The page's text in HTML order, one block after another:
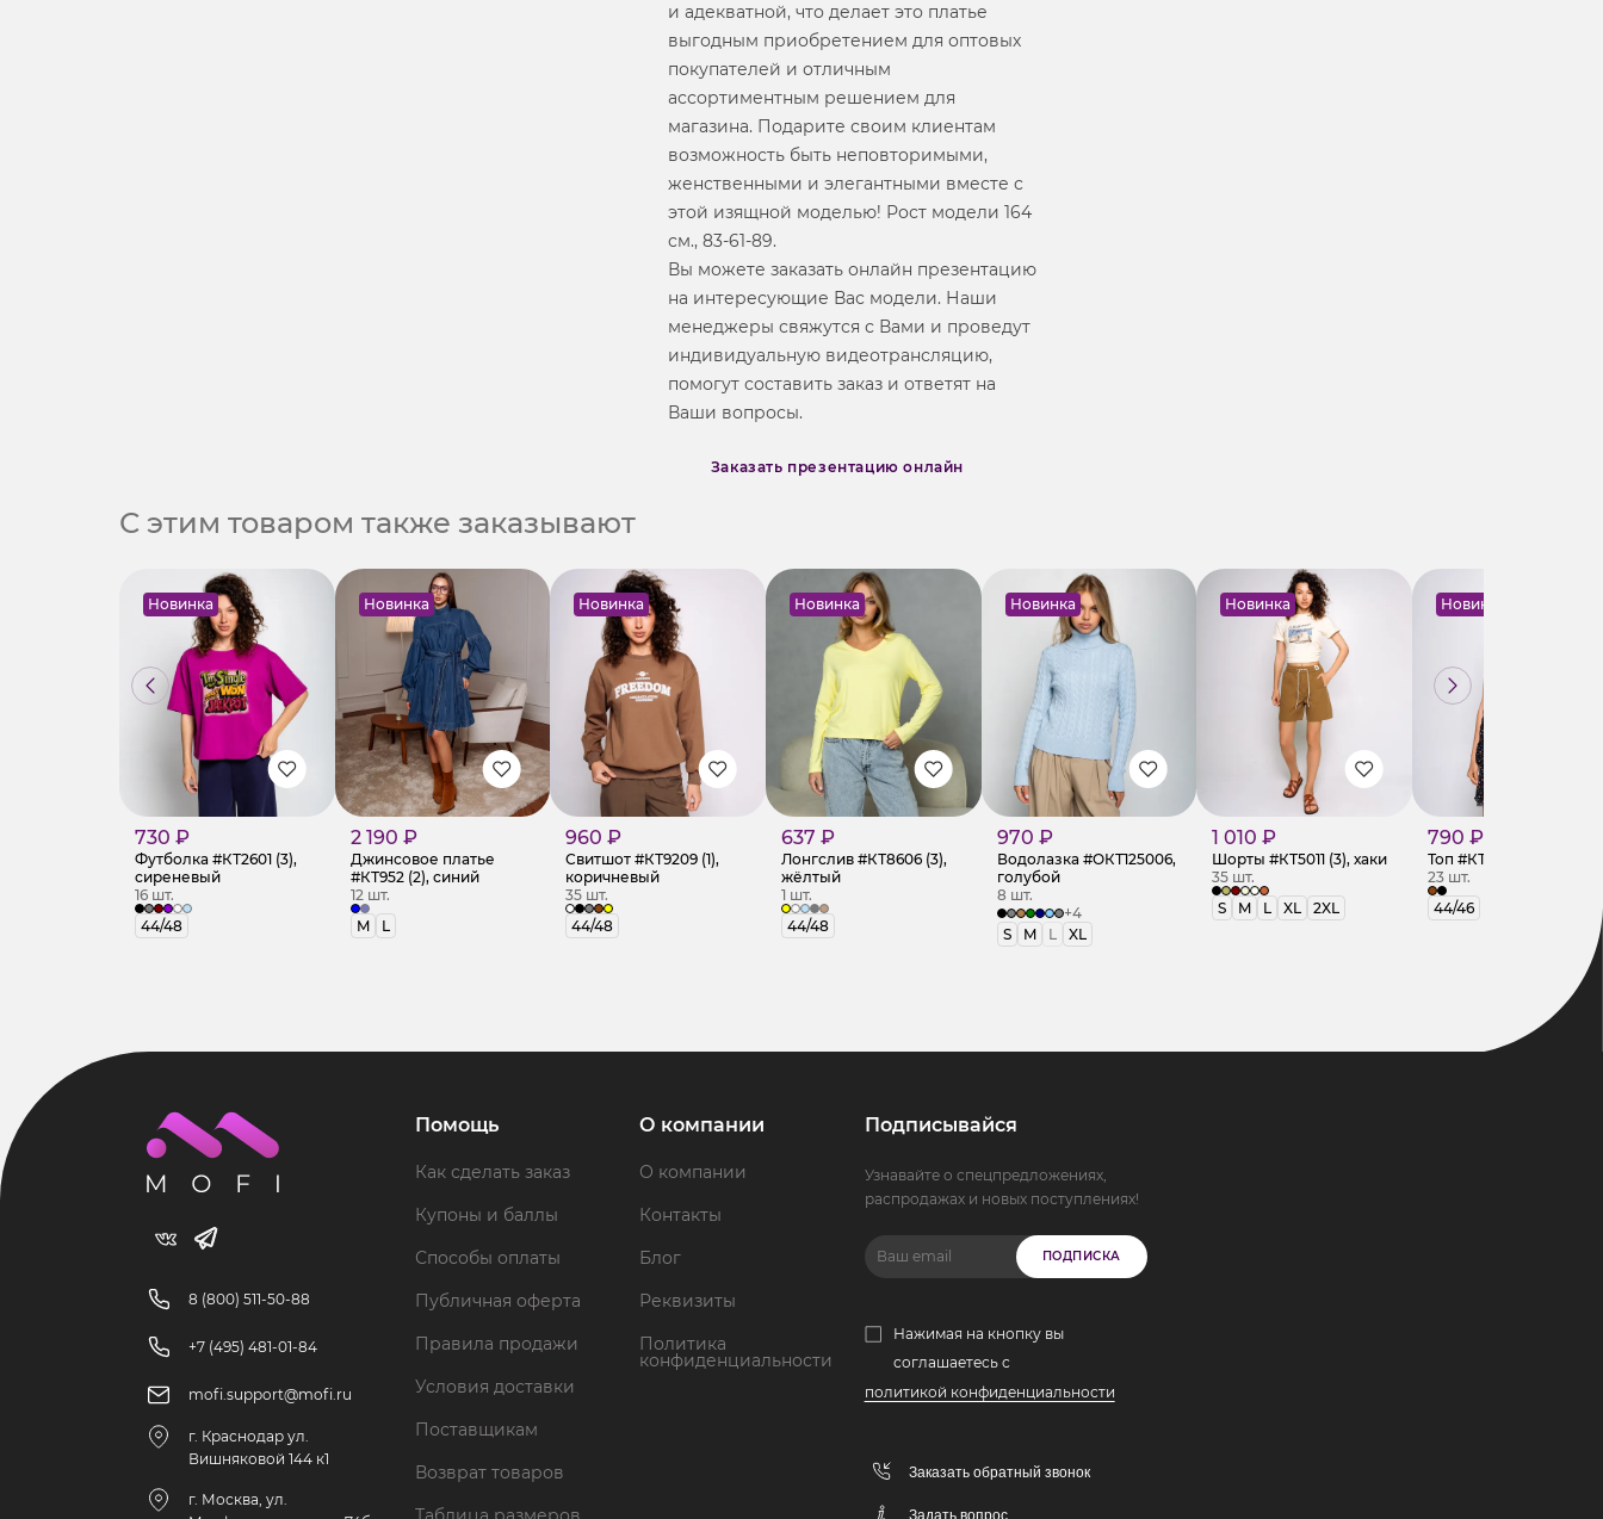
и адекватной, что делает это платье
выгодным приобретением для оптовых
покупателей и отличным
ассортиментным решением для
магазина. Подарите своим клиентам
возможность быть неповторимыми,
женственными и элегантными вместе с
этой изящной моделью! Рост модели 164
см., 83-61-89.
Вы можете заказать онлайн презентацию
на интересующие Вас модели. Наши
менеджеры свяжутся с Вами и проведут
индивидуальную видеотрансляцию,
помогут составить заказ и ответят на
Ваши вопросы.
Заказать презентацию онлайн
С этим товаром также заказывают
Новинка
730 ₽
Футболка #КТ2601 (3),
сиреневый
16 шт.
44/48
Новинка
2 190 ₽
Джинсовое платье
#КТ952 (2), синий
12 шт.
M
L
Новинка
960 ₽
Свитшот #КТ9209 (1),
коричневый
35 шт.
44/48
Новинка
637 ₽
Лонгслив #КТ8606 (3),
жёлтый
1 шт.
44/48
Новинка
970 ₽
Водолазка #ОКТ125006,
голубой
8 шт.
+4
S
M L XL
Новинка
1 010 ₽
Шорты #КТ5011 (3), хаки
35 шт.
S
M L XL 2XL
Новинка
790 ₽
Топ #КТ2739, чёрный
23 шт.
44/46
8 (800) 511-50-88
+7 (495) 481-01-84
mofi.support@mofi.ru
г. Краснодар ул.
Вишняковой 144 к1
г. Москва, ул.
Помощь
Как сделать заказ
Купоны и баллы
Способы оплаты
Публичная оферта
Правила продажи
Условия доставки
Поставщикам
Возврат товаров
О компании
О компании
Контакты
Блог
Реквизиты
Политика
конфиденциальности
Подписывайся
Узнавайте о спецпредложениях,
распродажах и новых поступлениях!
ПОДПИСКА
Нажимая на кнопку вы
соглашаетесь с
политикой конфиденциальности
Заказать обратный звонок